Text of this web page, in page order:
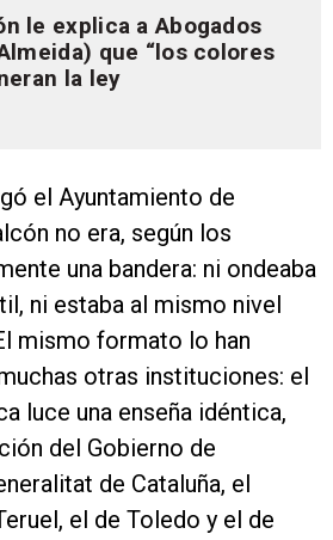
le explica a Abogados
que “los colores
la ley
el Ayuntamiento de
no era, según los
una bandera: ni ondeaba
ni estaba al mismo nivel
mismo formato lo han
otras instituciones: el
luce una enseña idéntica,
del Gobierno de
de Cataluña, el
el de Toledo y el de